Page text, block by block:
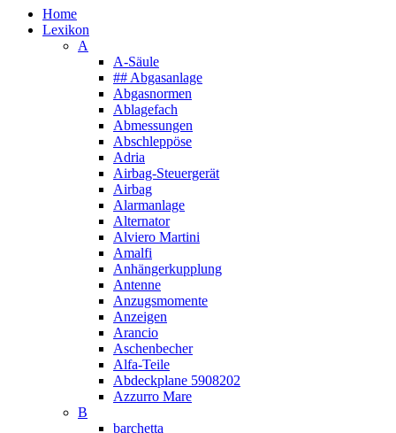
Home
Lexikon
A
A-Säule
## Abgasanlage
Abgasnormen
Ablagefach
Abmessungen
Abschleppöse
Adria
Airbag-Steuergerät
Airbag
Alarmanlage
Alternator
Alviero Martini
Amalfi
Anhängerkupplung
Antenne
Anzugsmomente
Anzeigen
Arancio
Aschenbecher
Alfa-Teile
Abdeckplane 5908202
Azzurro Mare
B
barchetta